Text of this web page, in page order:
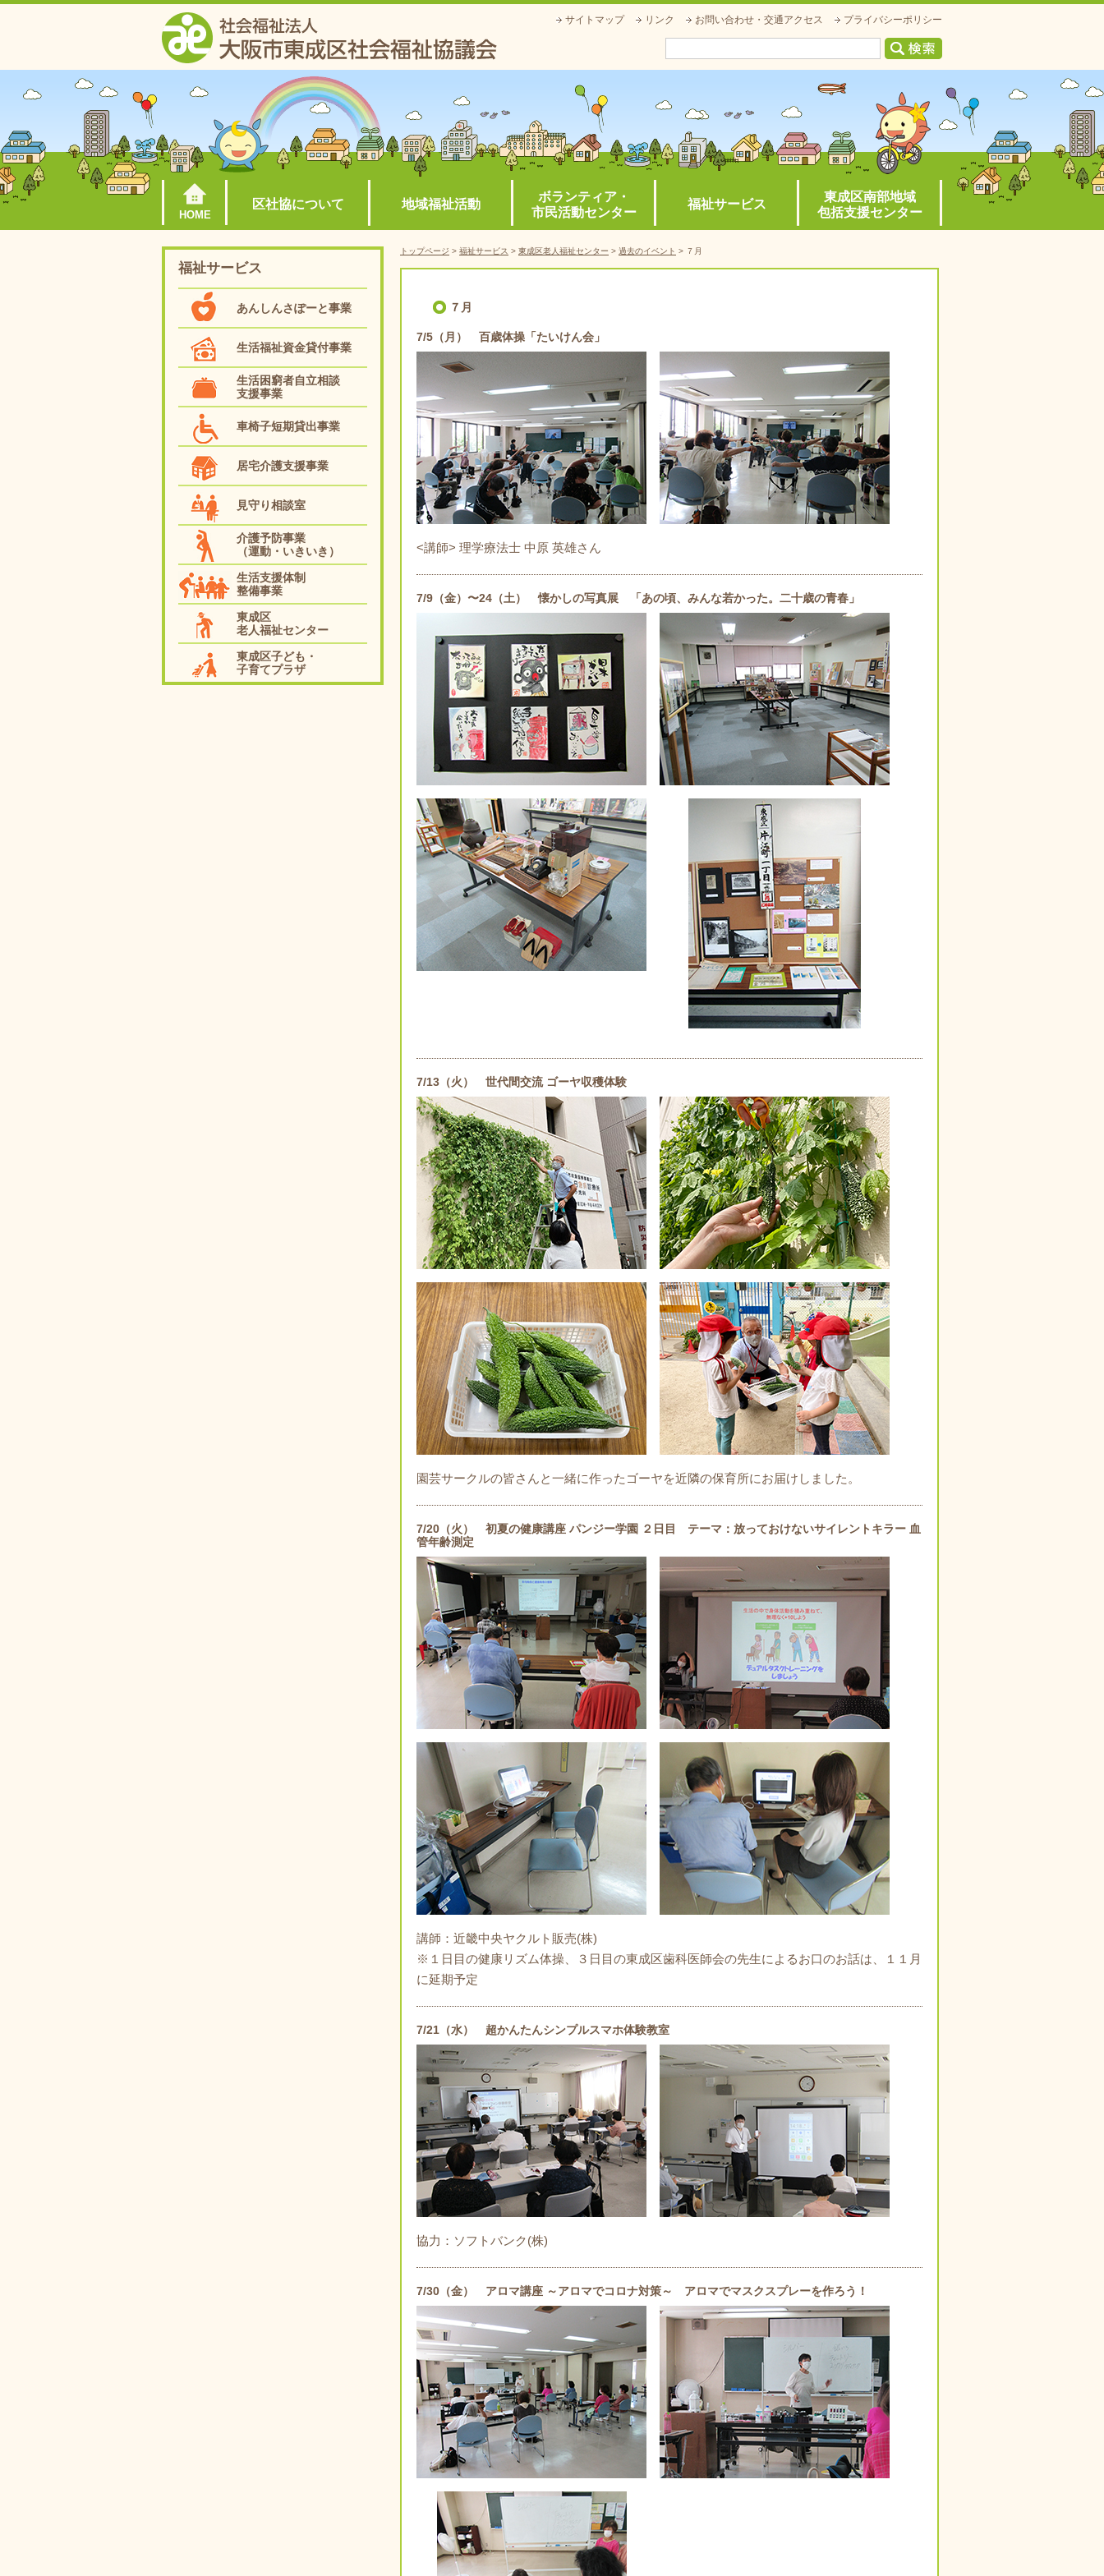
サイトマップ リンク お問い合わせ・交通アクセス プライバシーポリシー
HOME
区社協について 地域福祉活動
ボランティア・
市民活動センター
福祉サービス
東成区南部地域
包括支援センター
福祉サービス
あんしんさぽーと事業
生活福祉資金貸付事業
生活困窮者自立相談
支援事業
車椅子短期貸出事業
居宅介護支援事業
見守り相談室
介護予防事業
（運動・いきいき）
生活支援体制
整備事業
東成区
老人福祉センター
東成区子ども・
子育てプラザ
トップページ > 福祉サービス > 東成区老人福祉センター > 過去のイベント > ７月
７月
7/5（月） 百歳体操「たいけん会」
<講師> 理学療法士 中原 英雄さん
7/9（金）〜24（土） 懐かしの写真展 「あの頃、みんな若かった。二十歳の青春」
7/13（火） 世代間交流 ゴーヤ収穫体験
園芸サークルの皆さんと一緒に作ったゴーヤを近隣の保育所にお届けしました。
7/20（火） 初夏の健康講座 パンジー学園 ２日目 テーマ：放っておけないサイレントキラー 血
管年齢測定
講師：近畿中央ヤクルト販売(株)
※１日目の健康リズム体操、３日目の東成区歯科医師会の先生によるお口のお話は、１１月
に延期予定
7/21（水） 超かんたんシンプルスマホ体験教室
協力：ソフトバンク(株)
7/30（金） アロマ講座 ～アロマでコロナ対策～ アロマでマスクスプレーを作ろう！